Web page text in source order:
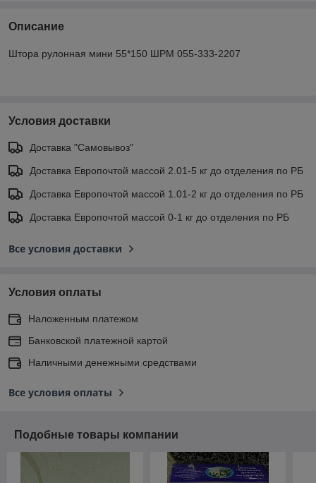
Описание
Штора рулонная мини 55*150 ШРМ 055-333-2207
Условия доставки
Доставка "Самовывоз"
Доставка Европочтой массой 2.01-5 кг до отделения по РБ
Доставка Европочтой массой 1.01-2 кг до отделения по РБ
Доставка Европочтой массой 0-1 кг до отделения по РБ
Все условия доставки
Условия оплаты
Наложенным платежом
Банковской платежной картой
Наличными денежными средствами
Все условия оплаты
Подобные товары компании